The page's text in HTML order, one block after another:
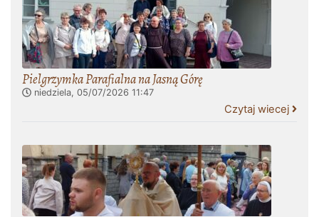
Pielgrzymka Parafialna na Jasną Górę
niedziela, 05/07/2026 11:47
Czytaj wiecej